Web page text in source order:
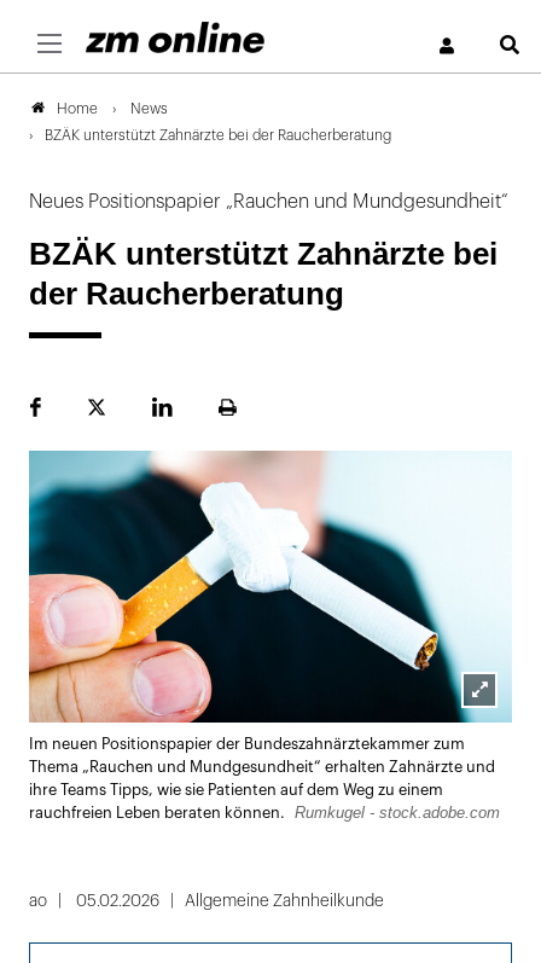
Home
News
BZÄK unterstützt Zahnärzte bei der Raucherberatung
Neues Positionspapier „Rauchen und Mundgesundheit“
BZÄK unterstützt Zahnärzte bei
der Raucherberatung
FacebookPlattformLinekdInSeite
Lightbox
öffnen
Im neuen Positionspapier der Bundeszahnärztekammer zum
Thema „Rauchen und Mundgesundheit“ erhalten Zahnärzte und
ihre Teams Tipps, wie sie Patienten auf dem Weg zu einem
rauchfreien Leben beraten können.
Rumkugel - stock.adobe.com
ao 05.02.2026 Allgemeine Zahnheilkunde